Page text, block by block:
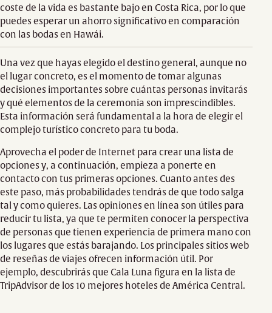
coste de la vida es bastante bajo en Costa Rica, por lo que
puedes esperar un ahorro significativo en comparación
con las bodas en Hawái.
Una vez que hayas elegido el destino general, aunque no
el lugar concreto, es el momento de tomar algunas
decisiones importantes sobre cuántas personas invitarás
y qué elementos de la ceremonia son imprescindibles.
Esta información será fundamental a la hora de elegir el
complejo turístico concreto para tu boda.
Aprovecha el poder de Internet para crear una lista de
opciones y, a continuación, empieza a ponerte en
contacto con tus primeras opciones. Cuanto antes des
este paso, más probabilidades tendrás de que todo salga
tal y como quieres. Las opiniones en línea son útiles para
reducir tu lista, ya que te permiten conocer la perspectiva
de personas que tienen experiencia de primera mano con
los lugares que estás barajando. Los principales sitios web
de reseñas de viajes ofrecen información útil. Por
ejemplo, descubrirás que Cala Luna figura en la lista de
TripAdvisor de los 10 mejores hoteles de América Central.